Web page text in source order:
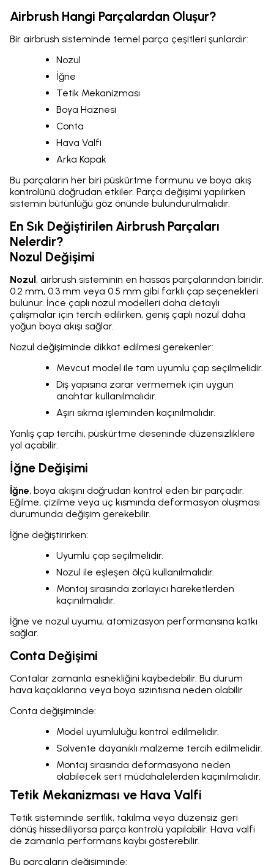
Airbrush Hangi Parçalardan Oluşur?
Bir airbrush sisteminde temel parça çeşitleri şunlardır:
Nozul
İğne
Tetik Mekanizması
Boya Haznesi
Conta
Hava Valfi
Arka Kapak
Bu parçaların her biri püskürtme formunu ve boya akış
kontrolünü doğrudan etkiler. Parça değişimi yapılırken
sistemin bütünlüğü göz önünde bulundurulmalıdır.
En Sık Değiştirilen Airbrush Parçaları
Nelerdir?
Nozul Değişimi
Nozul, airbrush sisteminin en hassas parçalarından biridir.
0.2 mm, 0.3 mm veya 0.5 mm gibi farklı çap seçenekleri
bulunur. İnce çaplı nozul modelleri daha detaylı
çalışmalar için tercih edilirken, geniş çaplı nozul daha
yoğun boya akışı sağlar.
Nozul değişiminde dikkat edilmesi gerekenler:
Mevcut model ile tam uyumlu çap seçilmelidir.
Diş yapısına zarar vermemek için uygun
anahtar kullanılmalıdır.
Aşırı sıkma işleminden kaçınılmalıdır.
Yanlış çap tercihi, püskürtme deseninde düzensizliklere
yol açabilir.
İğne Değişimi
İğne, boya akışını doğrudan kontrol eden bir parçadır.
Eğilme, çizilme veya uç kısmında deformasyon oluşması
durumunda değişim gerekebilir.
İğne değiştirirken:
Uyumlu çap seçilmelidir.
Nozul ile eşleşen ölçü kullanılmalıdır.
Montaj sırasında zorlayıcı hareketlerden
kaçınılmalıdır.
İğne ve nozul uyumu, atomizasyon performansına katkı
sağlar.
Conta Değişimi
Contalar zamanla esnekliğini kaybedebilir. Bu durum
hava kaçaklarına veya boya sızıntısına neden olabilir.
Conta değişiminde:
Model uyumluluğu kontrol edilmelidir.
Solvente dayanıklı malzeme tercih edilmelidir.
Montaj sırasında deformasyona neden
olabilecek sert müdahalelerden kaçınılmalıdır.
Tetik Mekanizması ve Hava Valfi
Tetik sisteminde sertlik, takılma veya düzensiz geri
dönüş hissediliyorsa parça kontrolü yapılabilir. Hava valfi
de zamanla performans kaybı gösterebilir.
Bu parçaların değişiminde: